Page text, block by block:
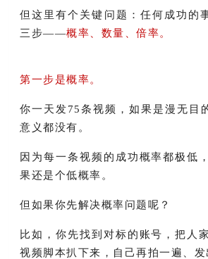
但这里有个关键问题：任何成功的
三步——概率、数量、倍率。
第一步是概率。
你一天发75条视频，如果是漫无目
意义都没有。
因为每一条视频的成功概率都极低
果还是个低概率。
但如果你先解决概率问题呢？
比如，你先找到对标的账号，把人
视频脚本扒下来，自己再拍一遍、发